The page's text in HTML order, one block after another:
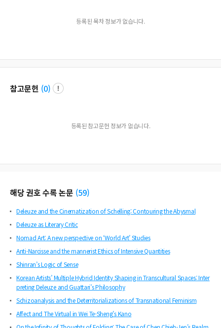
등록된 목차 정보가 없습니다.
참고문헌 (0)
등록된 참고문헌 정보가 없습니다.
해당 권호 수록 논문 (59)
Deleuze and the Cinematization of Schelling: Contouring the Abysmal
Deleuze as Literary Critic
Nomad Art: A new perspective on ‘World Art’ Studies
Anti-Narcisse and the mannerist Ethics of Intensive Quantities
Shinran’s Logic of Sense
Korean Artists’ Multiple Hybrid Identity Shaping in Transcultural Spaces: Inter
preting Deleuze and Guattari’s Philosophy
Schizoanalysis and the Deterritorializations of Transnational Feminism
Affect and The Virtual in Wei Te-Sheng’s Kano